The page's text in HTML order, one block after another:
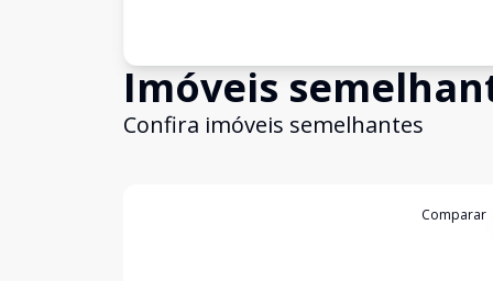
Imóveis
Confira imóveis semelhantes
Comparar